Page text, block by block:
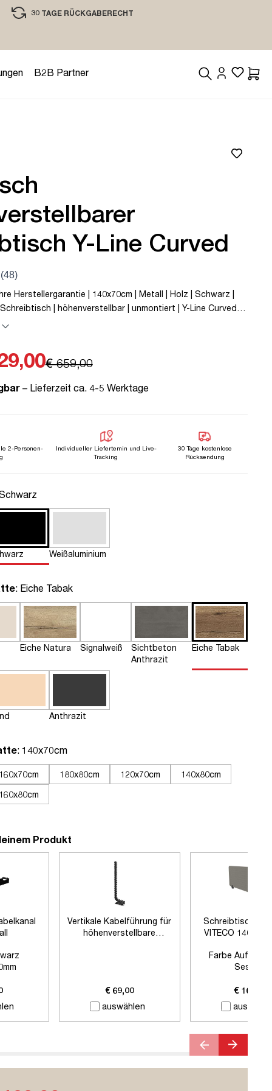
30 TAGE RÜCKGABERECHT
B2B Partner
Y-Line Curved
Herstellergarantie | 140x70cm | Metall | Holz | Schwarz |
| höhenverstellbar | unmontiert | Y-Line Curved |
€ 659,00
– Lieferzeit ca. 4-5 Werktage
2-Personen-
Individueller Liefertemin und Live-
Tracking
30 Tage kostenlose
Rücksendung
Weißaluminium
auswählen
: Eiche Tabak
Eiche Natura Signalweiß
Sichtbeton
Anthrazit
Eiche Tabak
Anthrazit
auswählen
: 140x70cm
180x80cm 120x70cm
140x80cm
Produkt
auswählen
Vertikale Kabelführung für
höhenverstellbare
€ 69,00
VITECO 140cm
Farbe
Sesame
Länge:
€ 169,00